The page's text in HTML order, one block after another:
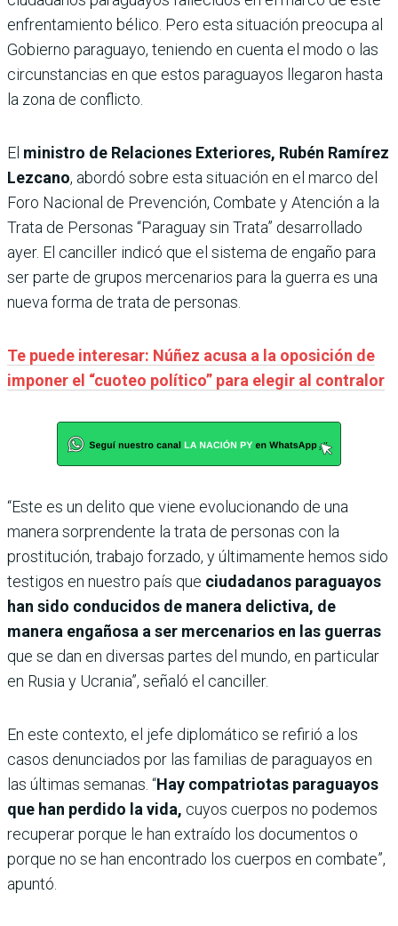
enfrentamiento bélico. Pero esta situación preocupa al
Gobierno paraguayo, teniendo en cuenta el modo o las
circunstancias en que estos paraguayos llegaron hasta
la zona de conflicto.
El ministro de Relaciones Exteriores, Rubén Ramírez
Lezcano, abordó sobre esta situación en el marco del
Foro Nacional de Prevención, Combate y Atención a la
Trata de Personas “Paraguay sin Trata” desarrollado
ayer. El canciller indicó que el sistema de engaño para
ser parte de grupos mercenarios para la guerra es una
nueva forma de trata de personas.
Te puede interesar: Núñez acusa a la oposición de
imponer el “cuoteo político” para elegir al contralor
“Este es un delito que viene evolucionando de una
manera sorprendente la trata de personas con la
prostitución, trabajo forzado, y últimamente hemos sido
testigos en nuestro país que ciudadanos paraguayos
han sido conducidos de manera delictiva, de
manera engañosa a ser mercenarios en las guerras
que se dan en diversas partes del mundo, en particular
en Rusia y Ucrania”, señaló el canciller.
En este contexto, el jefe diplomático se refirió a los
casos denunciados por las familias de paraguayos en
las últimas semanas. “Hay compatriotas paraguayos
que han perdido la vida, cuyos cuerpos no podemos
recuperar porque le han extraído los documentos o
porque no se han encontrado los cuerpos en combate”,
apuntó.